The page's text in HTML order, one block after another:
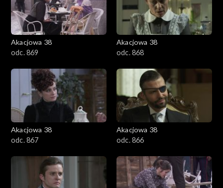
Akacjowa 38
odc. 869
Akacjowa 38
odc. 868
Akacjowa 38
odc. 867
Akacjowa 38
odc. 866